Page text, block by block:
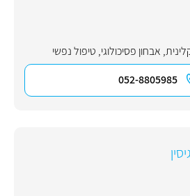
, אבחון פסיכולוגי, טיפול נפשי
052-8805985